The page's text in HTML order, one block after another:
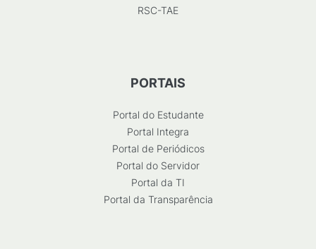
RSC-TAE
PORTAIS
Portal do Estudante
Portal Integra
Portal de Periódicos
Portal do Servidor
Portal da TI
Portal da Transparência